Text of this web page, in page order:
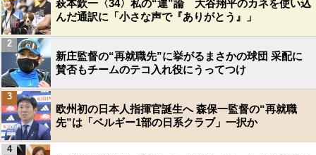
萩本欽一〈34〉私の“運”論 大谷翔平のカネを使い込
んだ通訳に「小さな声で『ありがとう』」
新庄監督の“再就職先”に挙がるまさかの球団 采配に
賛否もチームのテコ入れ役にうってつけ
2
欧州初の日本人指揮官誕生へ 森保一監督の“再就職
先”は「ベルギー1部の日系クラブ」一択か
3
4